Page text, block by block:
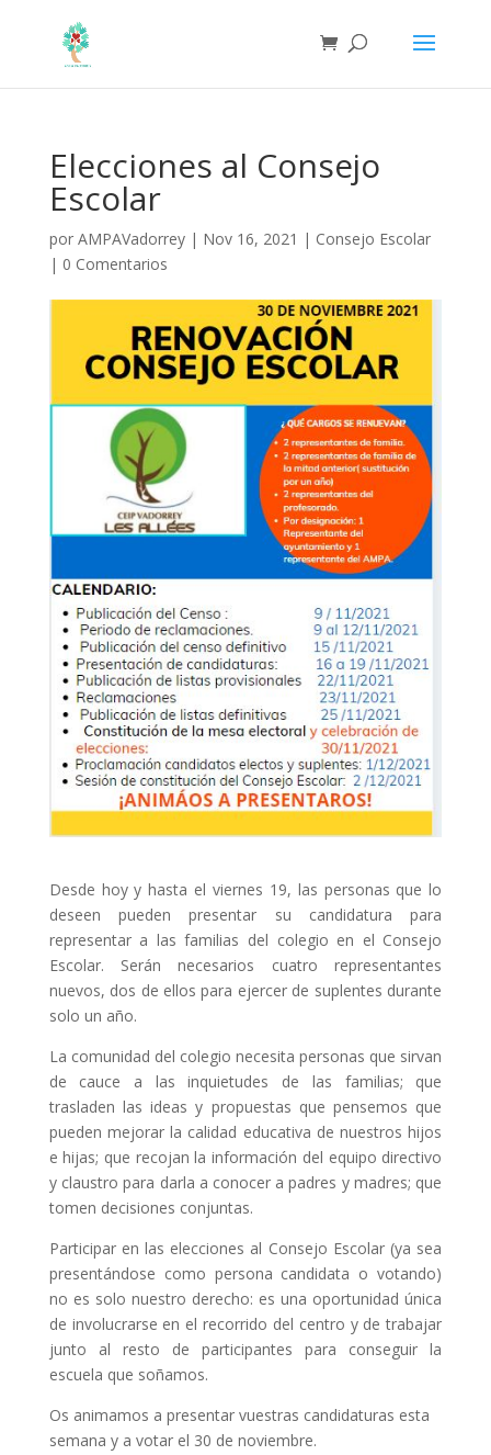
Elecciones al Consejo
Escolar
por AMPAVadorrey| Nov 16, 2021 | Consejo Escolar
| 0 Comentarios
Desde hoy y hasta el viernes 19, las personas que lo
deseen pueden presentar su candidatura para
representar a las familias del colegio en el Consejo
Escolar. Serán necesarios cuatro representantes
nuevos, dos de ellos para ejercer de suplentes durante
solo un año.
La comunidad del colegio necesita personas que sirvan
de cauce a las inquietudes de las familias; que
trasladen las ideas y propuestas que pensemos que
pueden mejorar la calidad educativa de nuestros hijos
e hijas; que recojan la información del equipo directivo
y claustro para darla a conocer a padres y madres; que
tomen decisiones conjuntas.
Participar en las elecciones al Consejo Escolar (ya sea
presentándose como persona candidata o votando)
no es solo nuestro derecho: es una oportunidad única
de involucrarse en el recorrido del centro y de trabajar
junto al resto de participantes para conseguir la
escuela que soñamos.
Os animamos a presentar vuestras candidaturas esta
semana y a votar el 30 de noviembre.